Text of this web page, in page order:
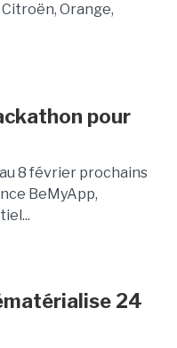
Orange,
pour
8 février prochains
BeMyApp,
24